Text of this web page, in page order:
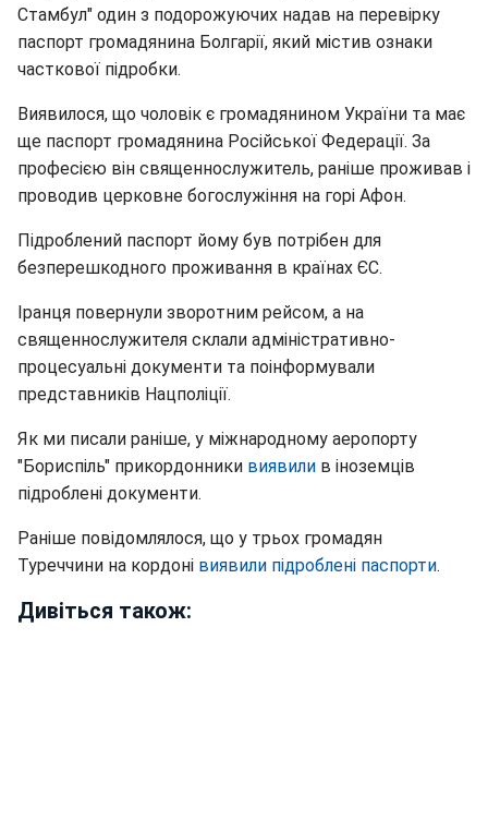
Стамбул" один з подорожуючих надав на перевірку
паспорт громадянина Болгарії, який містив ознаки
часткової підробки.
Виявилося, що чоловік є громадянином України та має
ще паспорт громадянина Російської Федерації. За
професією він священнослужитель, раніше проживав і
проводив церковне богослужіння на горі Афон.
Підроблений паспорт йому був потрібен для
безперешкодного проживання в країнах ЄС.
Іранця повернули зворотним рейсом, а на
священнослужителя склали адміністративно-
процесуальні документи та поінформували
представників Нацполіції.
Як ми писали раніше, у міжнародному аеропорту
"Бориспіль" прикордонники виявили в іноземців
підроблені документи.
Раніше повідомлялося, що у трьох громадян
Туреччини на кордоні виявили підроблені паспорти.
Дивіться також: